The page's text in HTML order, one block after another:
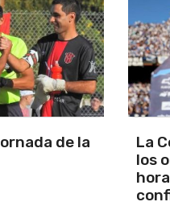
palpita
días,
Los
Sub
el